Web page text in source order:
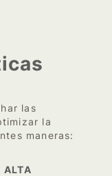
las
la
maneras:
ALTA